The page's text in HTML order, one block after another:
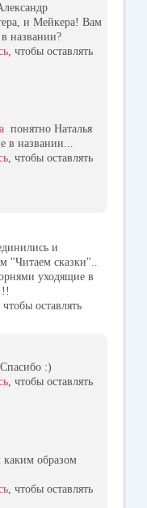
и Мейкера! Вам
названии?
, чтобы оставлять
понятно Наталья
в названии...
, чтобы оставлять
и
"Читаем сказки"..
уходящие в
, чтобы оставлять
:)
, чтобы оставлять
каким образом
, чтобы оставлять